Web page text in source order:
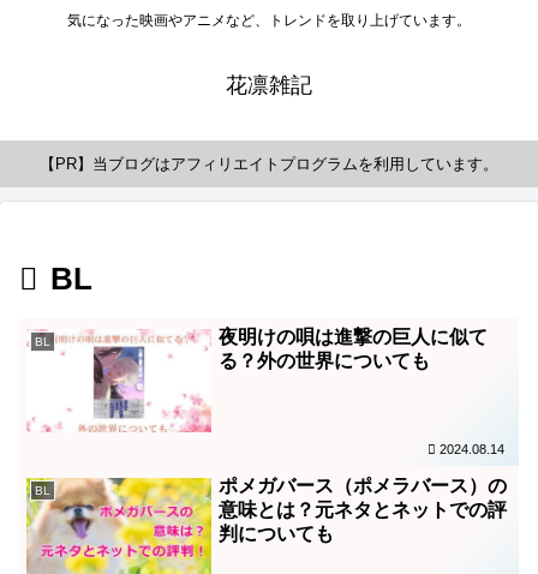
気になった映画やアニメなど、トレンドを取り上げています。
花凛雑記
【PR】当ブログはアフィリエイトプログラムを利用しています。
BL
BL
夜明けの唄は進撃の巨人に似て
る？外の世界についても
2024.08.14
BL
ポメガバース（ポメラバース）の
意味とは？元ネタとネットでの評
判についても